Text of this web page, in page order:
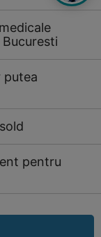
putea
pentru